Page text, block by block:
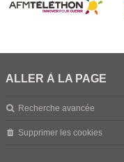
ALLER À LA PAGE
Recherche avancée
Supprimer les cookies